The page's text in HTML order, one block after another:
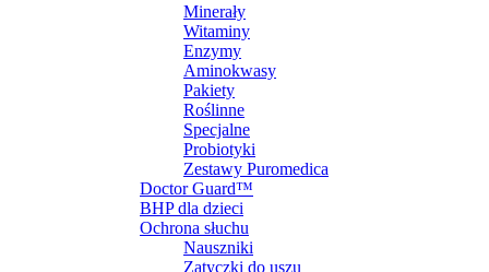
Minerały
Witaminy
Enzymy
Aminokwasy
Pakiety
Roślinne
Specjalne
Probiotyki
Zestawy Puromedica
Doctor Guard™
BHP dla dzieci
Ochrona słuchu
Nauszniki
Zatyczki do uszu